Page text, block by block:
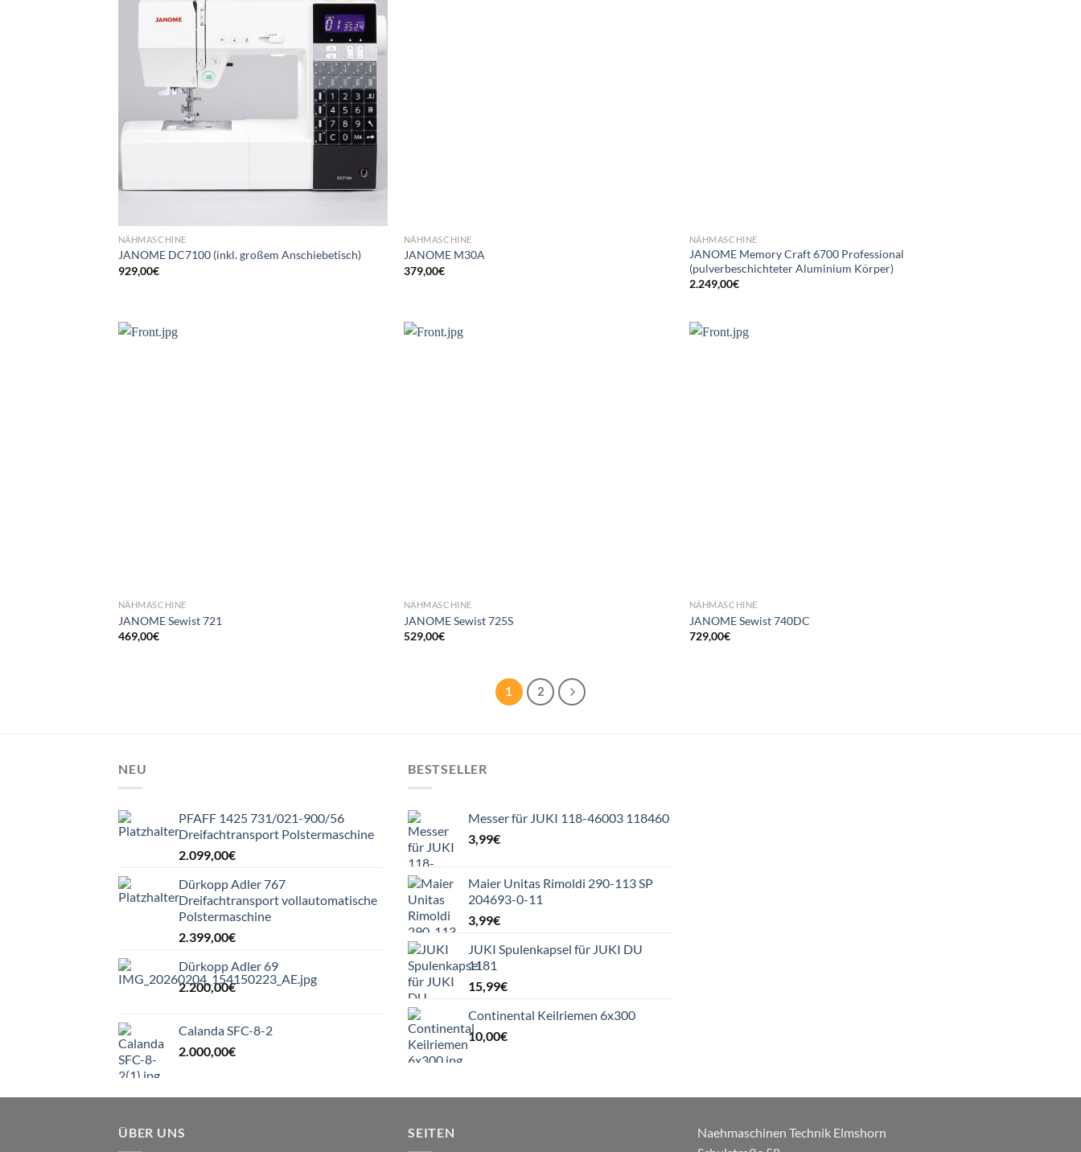
NÄHMASCHINE
JANOME DC7100 (inkl. großem Anschiebetisch)
929,00€
NÄHMASCHINE
JANOME M30A
379,00€
NÄHMASCHINE
JANOME Memory Craft 6700 Professional
(pulverbeschichteter Aluminium Körper)
2.249,00€
NÄHMASCHINE
JANOME Sewist 721
469,00€
NÄHMASCHINE
JANOME Sewist 725S
529,00€
NÄHMASCHINE
JANOME Sewist 740DC
729,00€
1 2
NEU
PFAFF 1425 731/021-900/56
Dreifachtransport Polstermaschine
2.099,00€
Dürkopp Adler 767
Dreifachtransport vollautomatische
Polstermaschine
2.399,00€
Dürkopp Adler 69
2.200,00€
Calanda SFC-8-2
2.000,00€
BESTSELLER
Messer für JUKI 118-46003 118460
3,99€
Maier Unitas Rimoldi 290-113 SP
204693-0-11
3,99€
JUKI Spulenkapsel für JUKI DU
1181
15,99€
Continental Keilriemen 6x300
10,00€
ÜBER UNS SEITEN
Naehmaschinen Technik Elmshorn